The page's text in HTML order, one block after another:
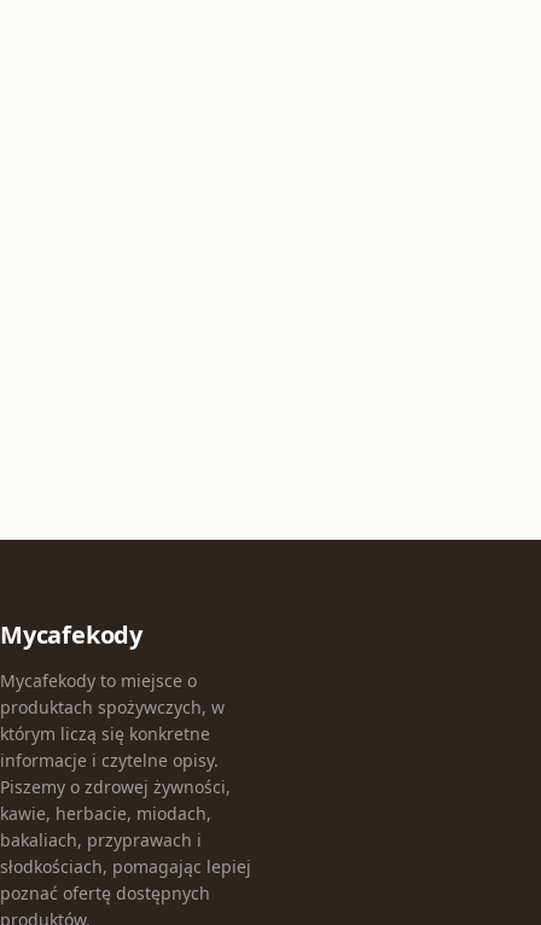
Mycafekody
Mycafekody to miejsce o
produktach spożywczych, w
którym liczą się konkretne
informacje i czytelne opisy.
Piszemy o zdrowej żywności,
kawie, herbacie, miodach,
bakaliach, przyprawach i
słodkościach, pomagając lepiej
poznać ofertę dostępnych
produktów.